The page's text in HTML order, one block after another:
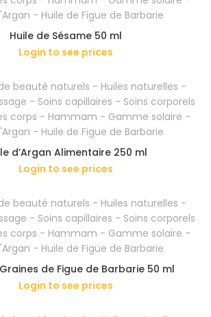
Huile de Sésame 50 ml
Login to see prices
d’Argan Alimentaire 250 ml
Login to see prices
de Figue de Barbarie 50 ml
Login to see prices